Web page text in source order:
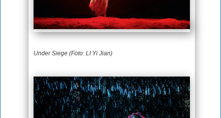
Under Siege (Foto: LI Yi Jian)